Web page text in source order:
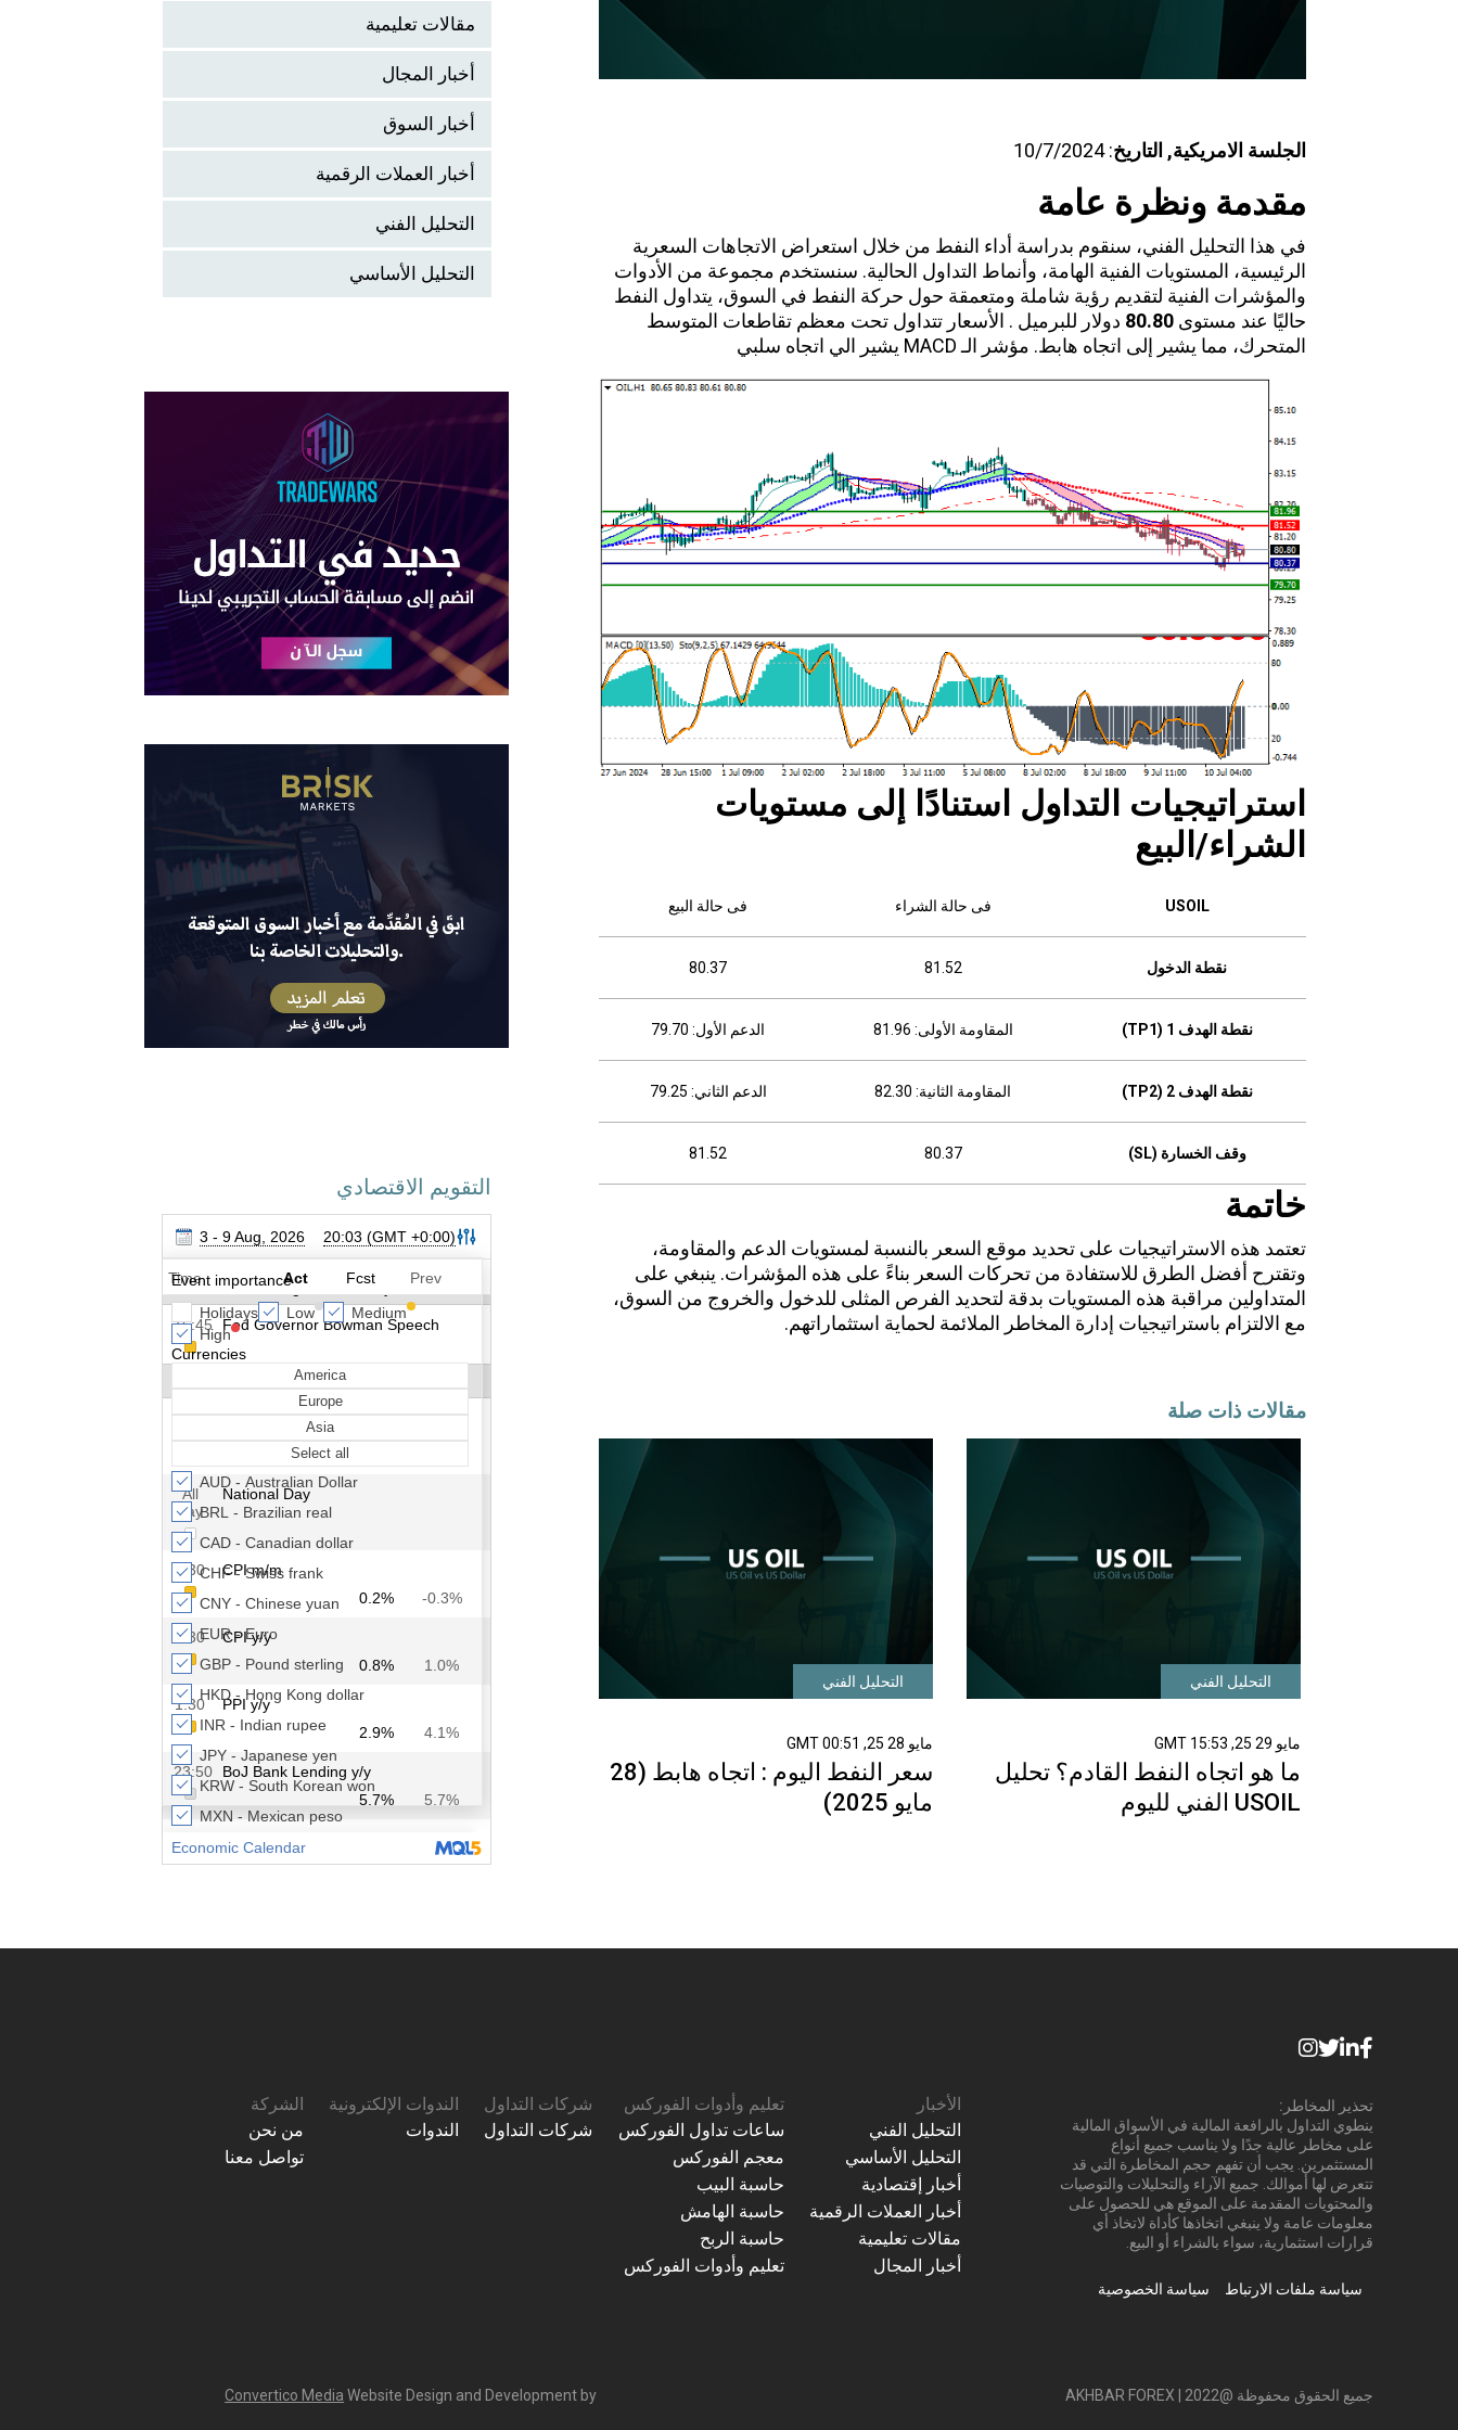
الجلسة الامريكية, التاريخ: 10/7/2024
مقدمة ونظرة عامة
في هذا التحليل الفني، سنقوم بدراسة أداء النفط من خلال استعراض الاتجاهات السعرية
الرئيسية، المستويات الفنية الهامة، وأنماط التداول الحالية. سنستخدم مجموعة من الأدوات
والمؤشرات الفنية لتقديم رؤية شاملة ومتعمقة حول حركة النفط في السوق، يتداول النفط
حاليًا عند مستوى80.80 دولار للبرميل . الأسعار تتداول تحت معظم تقاطعات المتوسط
المتحرك، مما يشير إلى اتجاه هابط. مؤشر الـ MACD يشير الي اتجاه سلبي
استراتيجيات التداول استنادًا إلى مستويات
الشراء/البيع
USOIL فى حالة الشراء فى حالة البيع
نقطة الدخول 81.52
80.37
نقطة الهدف 1 (TP1) المقاومة الأولى: 81.96 الدعم الأول: 79.70
نقطة الهدف 2 (TP2) المقاومة الثانية: 82.30 الدعم الثاني: 79.25
وقف الخسارة (SL) 80.37
81.52
خاتمة
تعتمد هذه الاستراتيجيات على تحديد موقع السعر بالنسبة لمستويات الدعم والمقاومة،
وتقترح أفضل الطرق للاستفادة من تحركات السعر بناءً على هذه المؤشرات. ينبغي على
المتداولين مراقبة هذه المستويات بدقة لتحديد الفرص المثلى للدخول والخروج من السوق،
مع الالتزام باستراتيجيات إدارة المخاطر الملائمة لحماية استثماراتهم.
مقالات ذات صلة
التحليل الفني
مايو 29 25, 15:53 GMT
ما هو اتجاه النفط القادم؟ تحليل
USOIL الفني لليوم
التحليل الفني
مايو 28 25, 00:51 GMT
سعر النفط اليوم : اتجاه هابط (28
مايو 2025)
مقالات تعليمية
أخبار المجال
أخبار السوق
أخبار العملات الرقمية
التحليل الفني
التحليل الأساسي
التقويم الاقتصادي
تحذير المخاطر:
ينطوي التداول بالرافعة المالية في الأسواق المالية
على مخاطر عالية جدًا ولا يناسب جميع أنواع
المستثمرين. يجب أن تفهم حجم المخاطرة التي قد
تتعرض لها أموالك. جميع الآراء والتحليلات والتوصيات
والمحتويات المقدمة على الموقع هي للحصول على
معلومات عامة ولا ينبغي اتخاذها كأداة لاتخاذ أي
قرارات استثمارية، سواء بالشراء أو البيع.
سياسة ملفات الارتباط سياسة الخصوصية
الأخبار
التحليل الفني
التحليل الأساسي
أخبار إقتصادية
أخبار العملات الرقمية
مقالات تعليمية
أخبار المجال
تعليم وأدوات الفوركس
ساعات تداول الفوركس
معجم الفوركس
حاسبة البيب
حاسبة الهامش
حاسبة الربح
تعليم وأدوات الفوركس
شركات التداول
شركات التداول
الندوات الإلكترونية
الندوات
الشركة
من نحن
تواصل معنا
جميع الحقوق محفوظة @2022 | AKHBAR FOREX Website Design and Development by
Convertico Media